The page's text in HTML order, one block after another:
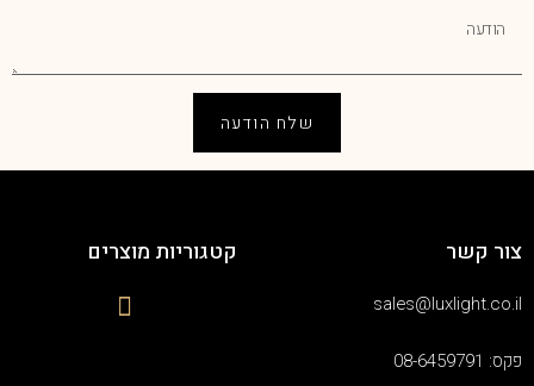
שלח הודעה
צור קשר
sales@luxlight.co.il
פקס: 08-6459791
קטגוריות מוצרים